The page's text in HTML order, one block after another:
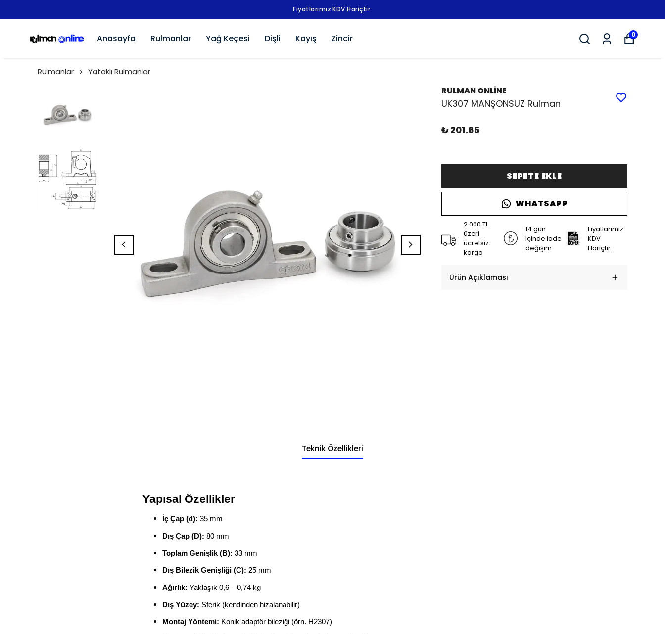
Fiyatlarımız KDV Hariçtir.
Anasayfa Rulmanlar Yağ Keçesi Dişli Kayış Zincir 0
Rulmanlar Yataklı Rulmanlar
RULMAN ONLİNE
UK307 MANŞONSUZ Rulman
₺ 201.65
SEPETE EKLE
WHATSAPP
2.000 TL
üzeri
ücretsiz
kargo
14 gün
içinde iade
değişim
Fiyatlarımız
KDV
Hariçtir.
Ürün Açıklaması
Teknik Özellikleri
Yapısal Özellikler
İç Çap (d): 35 mm
Dış Çap (D): 80 mm
Toplam Genişlik (B): 33 mm
Dış Bilezik Genişliği (C): 25 mm
Ağırlık: Yaklaşık 0,6 – 0,74 kg
Dış Yüzey: Sferik (kendinden hizalanabilir)
Montaj Yöntemi: Konik adaptör bileziği (örn. H2307)